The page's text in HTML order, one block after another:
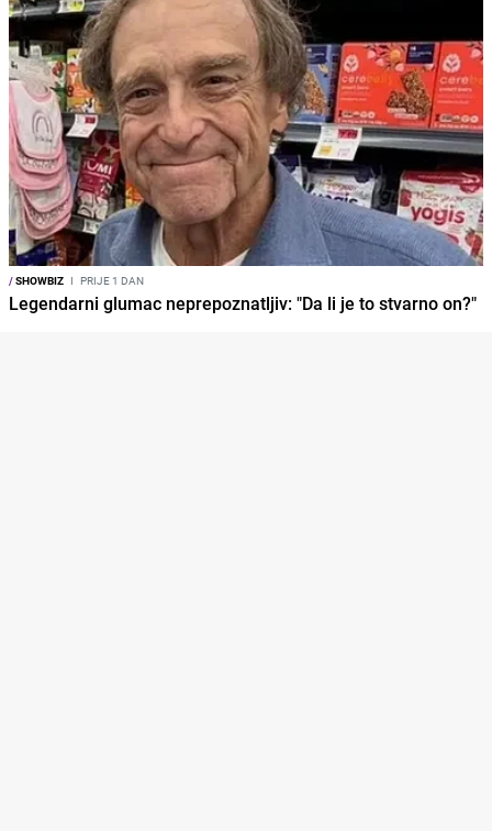
/SHOWBIZ I PRIJE 1 DAN
Legendarni glumac neprepoznatljiv: "Da li je to stvarno on?"